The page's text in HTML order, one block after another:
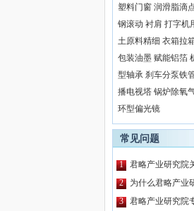
塑料门窗 润滑脂滴
钢滚动 衬肩 打字机
土原料精细 衣箱拉
包装油墨 赋能铝箔
型轴承 刹车分泵铁
播电视塔 锅炉除氧
环型偏光镜
常见问题
1
君略产业研究院
2
为什么君略产业
公司都要高？
3
君略产业研究院